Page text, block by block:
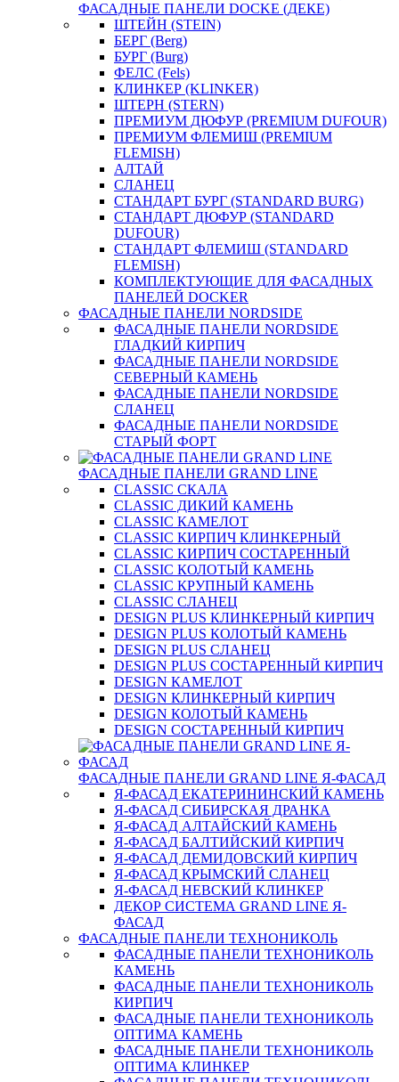
ФАСАДНЫЕ ПАНЕЛИ DOCKE (ДЕКЕ)
ШТЕЙН (STEIN)
БЕРГ (Berg)
БУРГ (Burg)
ФЕЛС (Fels)
КЛИНКЕР (KLINKER)
ШТЕРН (STERN)
ПРЕМИУМ ДЮФУР (PREMIUM DUFOUR)
ПРЕМИУМ ФЛЕМИШ (PREMIUM
FLEMISH)
АЛТАЙ
СЛАНЕЦ
СТАНДАРТ БУРГ (STANDARD BURG)
СТАНДАРТ ДЮФУР (STANDARD
DUFOUR)
СТАНДАРТ ФЛЕМИШ (STANDARD
FLEMISH)
КОМПЛЕКТУЮЩИЕ ДЛЯ ФАСАДНЫХ
ПАНЕЛЕЙ DOCKER
ФАСАДНЫЕ ПАНЕЛИ NORDSIDE
ФАСАДНЫЕ ПАНЕЛИ NORDSIDE
ГЛАДКИЙ КИРПИЧ
ФАСАДНЫЕ ПАНЕЛИ NORDSIDE
СЕВЕРНЫЙ КАМЕНЬ
ФАСАДНЫЕ ПАНЕЛИ NORDSIDE
СЛАНЕЦ
ФАСАДНЫЕ ПАНЕЛИ NORDSIDE
СТАРЫЙ ФОРТ
ФАСАДНЫЕ ПАНЕЛИ GRAND LINE
CLASSIC СКАЛА
CLASSIC ДИКИЙ КАМЕНЬ
CLASSIC КАМЕЛОТ
CLASSIC КИРПИЧ КЛИНКЕРНЫЙ
CLASSIC КИРПИЧ СОСТАРЕННЫЙ
CLASSIC КОЛОТЫЙ КАМЕНЬ
CLASSIC КРУПНЫЙ КАМЕНЬ
CLASSIC СЛАНЕЦ
DESIGN PLUS КЛИНКЕРНЫЙ КИРПИЧ
DESIGN PLUS КОЛОТЫЙ КАМЕНЬ
DESIGN PLUS СЛАНЕЦ
DESIGN PLUS СОСТАРЕННЫЙ КИРПИЧ
DESIGN КАМЕЛОТ
DESIGN КЛИНКЕРНЫЙ КИРПИЧ
DESIGN КОЛОТЫЙ КАМЕНЬ
DESIGN СОСТАРЕННЫЙ КИРПИЧ
ФАСАДНЫЕ ПАНЕЛИ GRAND LINE Я-ФАСАД
Я-ФАСАД ЕКАТЕРИНИНСКИЙ КАМЕНЬ
Я-ФАСАД СИБИРСКАЯ ДРАНКА
Я-ФАСАД АЛТАЙСКИЙ КАМЕНЬ
Я-ФАСАД БАЛТИЙСКИЙ КИРПИЧ
Я-ФАСАД ДЕМИДОВСКИЙ КИРПИЧ
Я-ФАСАД КРЫМСКИЙ СЛАНЕЦ
Я-ФАСАД НЕВСКИЙ КЛИНКЕР
ДЕКОР СИСТЕМА GRAND LINE Я-
ФАСАД
ФАСАДНЫЕ ПАНЕЛИ ТЕХНОНИКОЛЬ
ФАСАДНЫЕ ПАНЕЛИ ТЕХНОНИКОЛЬ
КАМЕНЬ
ФАСАДНЫЕ ПАНЕЛИ ТЕХНОНИКОЛЬ
КИРПИЧ
ФАСАДНЫЕ ПАНЕЛИ ТЕХНОНИКОЛЬ
ОПТИМА КАМЕНЬ
ФАСАДНЫЕ ПАНЕЛИ ТЕХНОНИКОЛЬ
ОПТИМА КЛИНКЕР